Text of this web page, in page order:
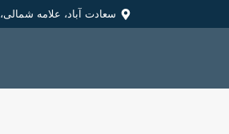
سعادت آباد، علامه شمالی، 22 شمالی، پلاک 35، واحد 20